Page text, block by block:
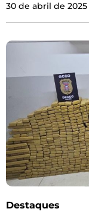
30 de abril de 2025
Destaques